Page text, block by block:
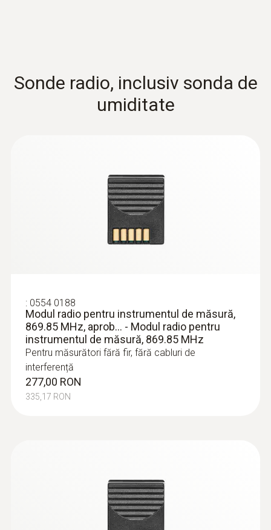
Timp de răspuns rapid (3 secunde) datorită
lamelelor încrucișate
:0602 0693
Sondă de suprafață, rezistentă la apă,
cu vârf mic de măsurare pentru
suprafețe plane, TC Tip K
Sondă pentru volume mici: timp de răspuns
foarte scurt pentru rezultate precise de
Sonde radio, inclusiv sonda de
umiditate
: 0554 0188
Modul radio pentru instrumentul de măsură,
869.85 MHz, aprob... - Modul radio pentru
instrumentul de măsură, 869.85 MHz
Pentru măsurători fără fir, fără cabluri de
interferență
277,00 RON
335,17 RON